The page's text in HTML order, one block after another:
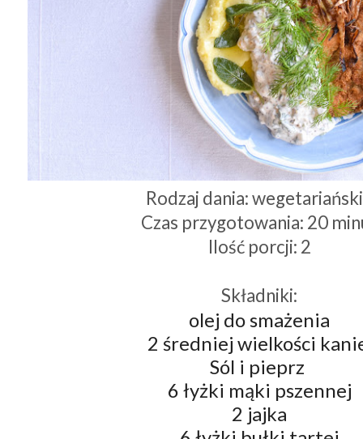
Rodzaj dania:
Czas przygotowania: 20
Ilość porcji: 2
Składniki:
olej do smażenia
2 średniej wielkości
Sól i pieprz
6 łyżki mąki pszennej
2 jajka